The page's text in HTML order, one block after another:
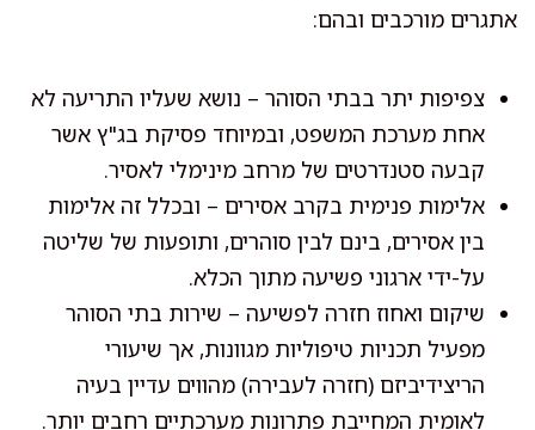
אתגרים מורכבים ובהם:
צפיפות יתר בבתי הסוהר – נושא שעליו התריעה לא
אחת מערכת המשפט, ובמיוחד פסיקת בג"ץ אשר
קבעה סטנדרטים של מרחב מינימלי לאסיר.
אלימות פנימית בקרב אסירים – ובכלל זה אלימות
בין אסירים, בינם לבין סוהרים, ותופעות של שליטה
על-ידי ארגוני פשיעה מתוך הכלא.
שיקום ואחוז חזרה לפשיעה – שירות בתי הסוהר
מפעיל תכניות טיפוליות מגוונות, אך שיעורי
הריצידיביזם (חזרה לעבירה) מהווים עדיין בעיה
לאומית המחייבת פתרונות מערכתיים רחבים יותר.